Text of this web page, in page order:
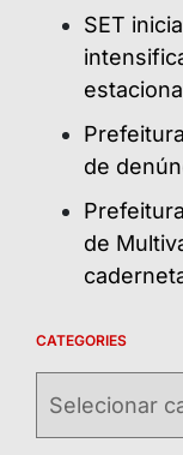
SET
de
de
CATEGORIES